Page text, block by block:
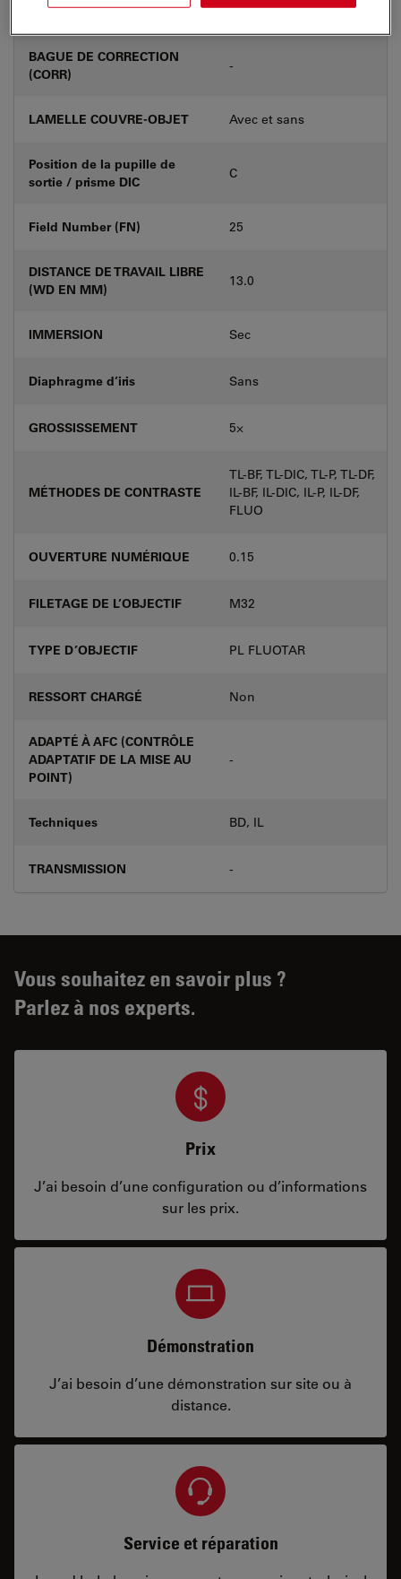
Numéro de produit 11566046
BAGUE DE CORRECTION
(CORR)
-
LAMELLE COUVRE-OBJET Avec et sans
Position de la pupille de
sortie / prisme DIC
C
Field Number (FN) 25
DISTANCE DE TRAVAIL LIBRE
(WD EN MM)
13.0
IMMERSION Sec
Diaphragme d’iris Sans
GROSSISSEMENT 5⨉
MÉTHODES DE CONTRASTE
TL-BF, TL-DIC, TL-P, TL-DF,
IL-BF, IL-DIC, IL-P, IL-DF,
FLUO
OUVERTURE NUMÉRIQUE 0.15
FILETAGE DE L’OBJECTIF M32
TYPE D’OBJECTIF PL FLUOTAR
RESSORT CHARGÉ Non
ADAPTÉ À AFC (CONTRÔLE
ADAPTATIF DE LA MISE AU
POINT)
-
Techniques BD, IL
TRANSMISSION -
Vous souhaitez en savoir plus ?
Parlez à nos experts.
Prix
J’ai besoin d’une configuration ou d’informations
sur les prix.
Démonstration
J’ai besoin d’une démonstration sur site ou à
distance.
Service et réparation